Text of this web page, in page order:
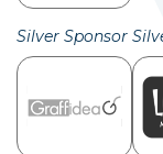
Silver Sponsor